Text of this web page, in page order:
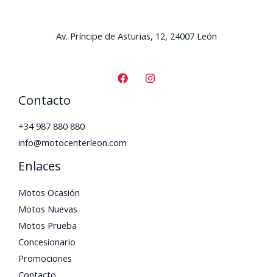
Av. Príncipe de Asturias, 12, 24007 León
Contacto
+34 987 880 880
info@motocenterleon.com
Enlaces
Motos Ocasión
Motos Nuevas
Motos Prueba
Concesionario
Promociones
Contacto